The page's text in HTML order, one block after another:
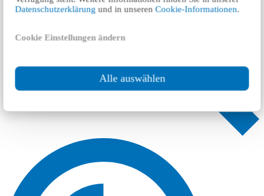
Datenschutzerklärung und in unserenCookie-Informationen.
Cookie Einstellungen ändern
Alle auswählen